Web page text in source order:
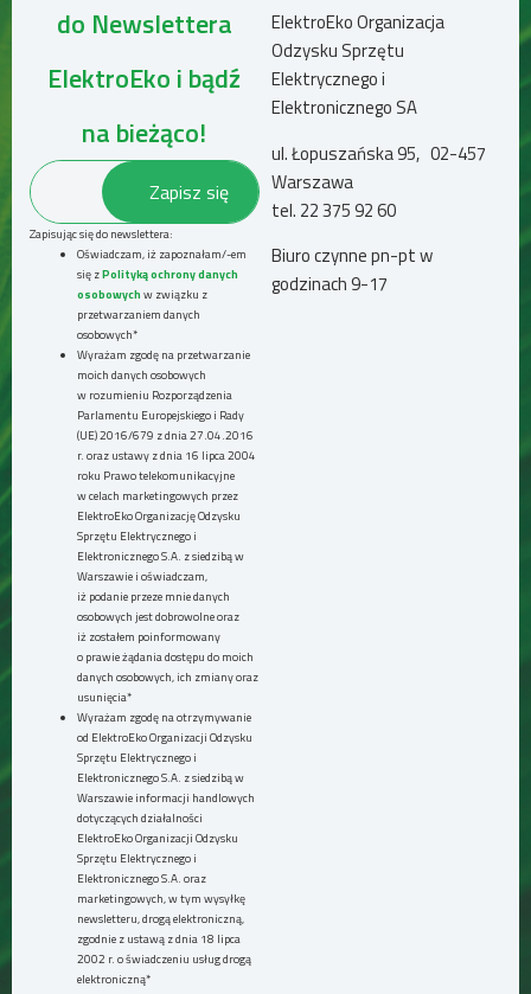
do Newslettera
ElektroEko i bądź
na bieżąco!
Zapisując się do newslettera:
Oświadczam, iż zapoznałam/-em
się zPolityką ochrony danych
osobowych w związku z
przetwarzaniem danych
osobowych*
Wyrażam zgodę na przetwarzanie
moich danych osobowych
w rozumieniu Rozporządzenia
Parlamentu Europejskiego i Rady
(UE) 2016/679 z dnia 27.04.2016
r. oraz ustawy z dnia 16 lipca 2004
roku Prawo telekomunikacyjne
w celach marketingowych przez
ElektroEko Organizację Odzysku
Sprzętu Elektrycznego i
Elektronicznego S.A. z siedzibą w
Warszawie i oświadczam,
iż podanie przeze mnie danych
osobowych jest dobrowolne oraz
iż zostałem poinformowany
o prawie żądania dostępu do moich
danych osobowych, ich zmiany oraz
usunięcia*
Wyrażam zgodę na otrzymywanie
od ElektroEko Organizacji Odzysku
Sprzętu Elektrycznego i
Elektronicznego S.A. z siedzibą w
Warszawie informacji handlowych
dotyczących działalności
ElektroEko Organizacji Odzysku
Sprzętu Elektrycznego i
Elektronicznego S.A. oraz
marketingowych, w tym wysyłkę
newsletteru, drogą elektroniczną,
zgodnie z ustawą z dnia 18 lipca
2002 r. o świadczeniu usług drogą
elektroniczną*
ElektroEko Organizacja
Odzysku Sprzętu
Elektrycznego i
Elektronicznego SA
ul. Łopuszańska 95, 02-457
Warszawa
tel. 22 375 92 60
Biuro czynne pn-pt w
godzinach 9-17